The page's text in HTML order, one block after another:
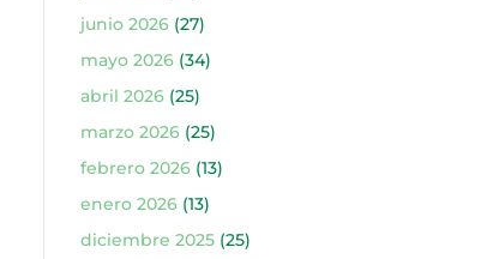
junio 2026(27)
mayo 2026(34)
abril 2026(25)
marzo 2026(25)
febrero 2026(13)
enero 2026(13)
diciembre 2025(25)